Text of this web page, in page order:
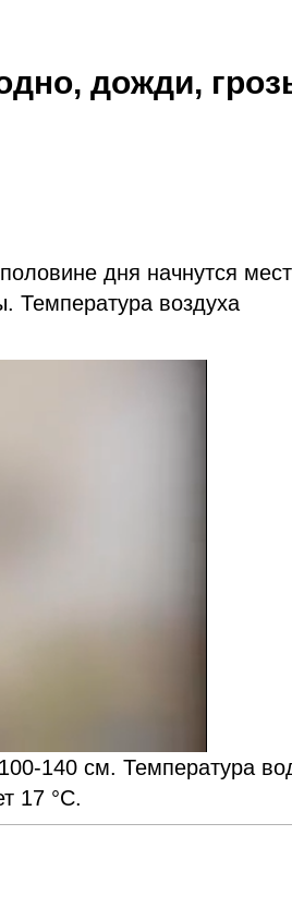
дожди,
дня начнутся
Температура воздуха
140 см. Температура
17 °С.